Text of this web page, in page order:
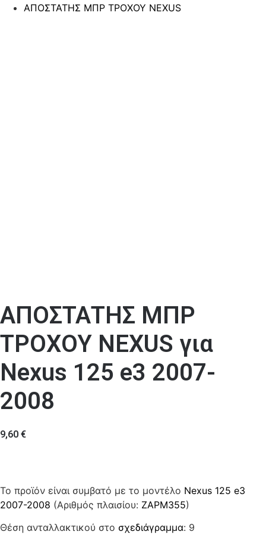
ΑΠΟΣΤΑΤΗΣ ΜΠΡ ΤΡΟΧΟΥ NEXUS
ΑΠΟΣΤΑΤΗΣ ΜΠΡ
ΤΡΟΧΟΥ NEXUS για
Nexus 125 e3 2007-
2008
9,60 €
Το προϊόν είναι συμβατό με το μοντέλο Nexus 125 e3
2007-2008 (Αριθμός πλαισίου: ZAPM355)
Θέση ανταλλακτικού στο σχεδιάγραμμα: 9